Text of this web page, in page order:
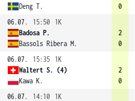
Deng T.
0
06.07.
15:50
1K
Badosa P.
Bassols Ribera M.
2
0
06.07.
15:35
1K
Waltert S. (4)
Kawa K.
2
0
06.07.
14:10
1K